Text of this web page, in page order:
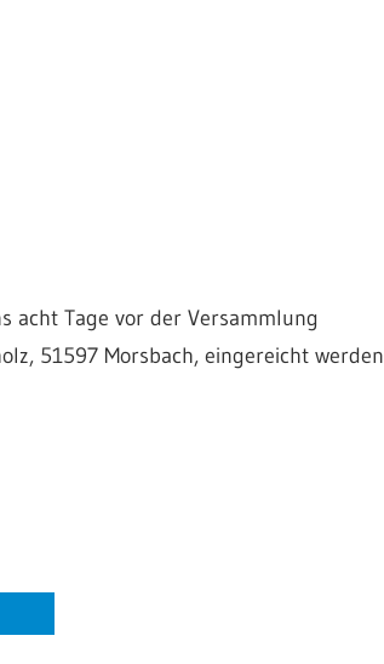
acht Tage vor der Versammlung
51597 Morsbach, eingereicht werden